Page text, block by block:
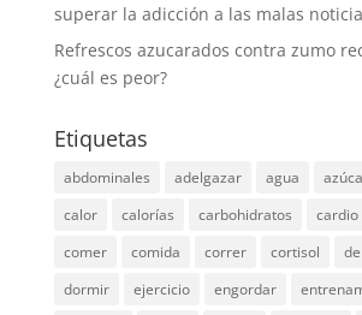
superar la adicción a las malas
Refrescos azucarados contra zumo
¿cuál es peor?
Etiquetas
abdominales adelgazar agua
calor
calorías carbohidratos cardio
comer
comida correr cortisol
dormir
ejercicio engordar